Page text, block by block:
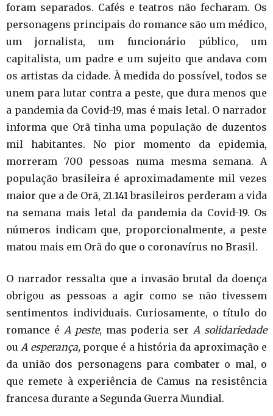
foram separados. Cafés e teatros não fecharam. Os
personagens principais do romance são um médico,
um jornalista, um funcionário público, um
capitalista, um padre e um sujeito que andava com
os artistas da cidade. À medida do possível, todos se
unem para lutar contra a peste, que dura menos que
a pandemia da Covid-19, mas é mais letal. O narrador
informa que Orã tinha uma população de duzentos
mil habitantes. No pior momento da epidemia,
morreram 700 pessoas numa mesma semana. A
população brasileira é aproximadamente mil vezes
maior que a de Orã, 21.141 brasileiros perderam a vida
na semana mais letal da pandemia da Covid-19. Os
números indicam que, proporcionalmente, a peste
matou mais em Orã do que o coronavírus no Brasil.
O narrador ressalta que a invasão brutal da doença
obrigou as pessoas a agir como se não tivessem
sentimentos individuais. Curiosamente, o título do
romance é A peste, mas poderia ser A solidariedade
ou A esperança,porque é a história da aproximação e
da união dos personagens para combater o mal, o
que remete à experiência de Camus na resistência
francesa durante a Segunda Guerra Mundial.